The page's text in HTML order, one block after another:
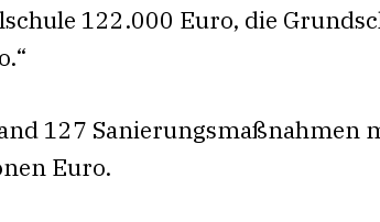
122.000 Euro, die
127 Sanierungsmaßnahmen
Euro.